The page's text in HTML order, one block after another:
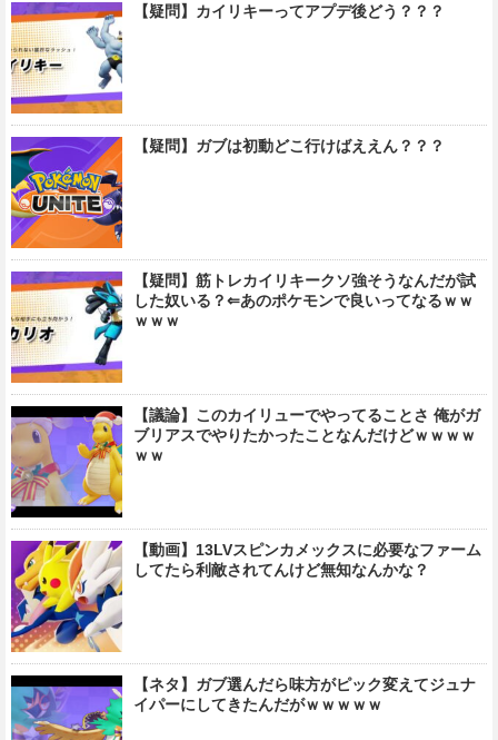
【疑問】カイリキーってアプデ後どう？？？
【疑問】ガブは初動どこ行けばええん？？？
【疑問】筋トレカイリキークソ強そうなんだが試
した奴いる？⇐あのポケモンで良いってなるｗｗ
ｗｗｗ
【議論】このカイリューでやってることさ 俺がガ
ブリアスでやりたかったことなんだけどｗｗｗｗ
ｗｗ
【動画】13LVスピンカメックスに必要なファーム
してたら利敵されてんけど無知なんかな？
【ネタ】ガブ選んだら味方がピック変えてジュナ
イパーにしてきたんだがｗｗｗｗｗ